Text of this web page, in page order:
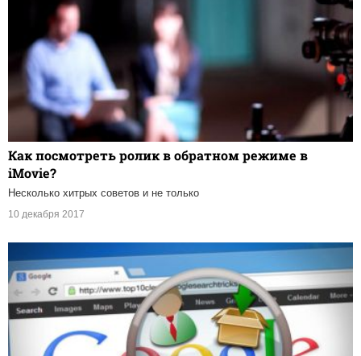
Как посмотреть ролик в обратном режиме в
iMovie?
Несколько хитрых советов и не только
10 декабря 2017